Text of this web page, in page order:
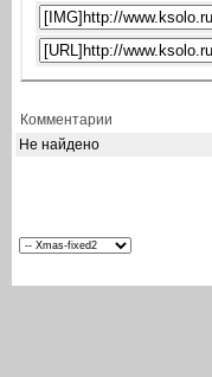
Комментарии
Не найдено